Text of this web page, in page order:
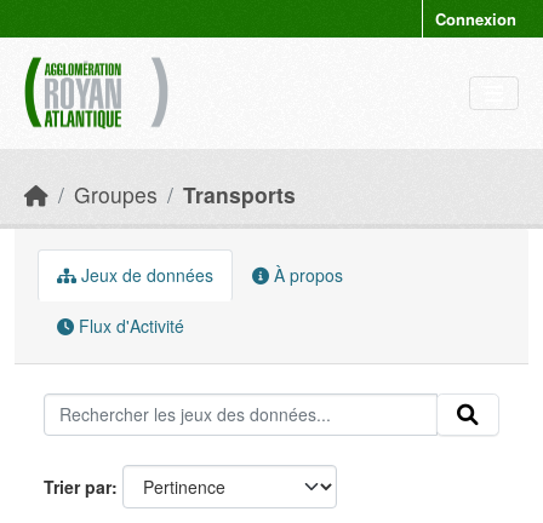
Connexion
Groupes Transports
Jeux de données À propos
Flux d'Activité
Trier par